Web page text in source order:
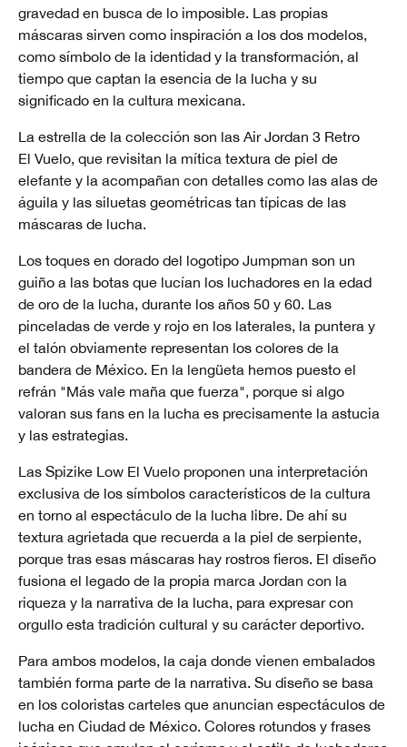
gravedad en busca de lo imposible. Las propias
máscaras sirven como inspiración a los dos modelos,
como símbolo de la identidad y la transformación, al
tiempo que captan la esencia de la lucha y su
significado en la cultura mexicana.
La estrella de la colección son las Air Jordan 3 Retro
El Vuelo, que revisitan la mítica textura de piel de
elefante y la acompañan con detalles como las alas de
águila y las siluetas geométricas tan típicas de las
máscaras de lucha.
Los toques en dorado del logotipo Jumpman son un
guiño a las botas que lucían los luchadores en la edad
de oro de la lucha, durante los años 50 y 60. Las
pinceladas de verde y rojo en los laterales, la puntera y
el talón obviamente representan los colores de la
bandera de México. En la lengüeta hemos puesto el
refrán "Más vale maña que fuerza", porque si algo
valoran sus fans en la lucha es precisamente la astucia
y las estrategias.
Las Spizike Low El Vuelo proponen una interpretación
exclusiva de los símbolos característicos de la cultura
en torno al espectáculo de la lucha libre. De ahí su
textura agrietada que recuerda a la piel de serpiente,
porque tras esas máscaras hay rostros fieros. El diseño
fusiona el legado de la propia marca Jordan con la
riqueza y la narrativa de la lucha, para expresar con
orgullo esta tradición cultural y su carácter deportivo.
Para ambos modelos, la caja donde vienen embalados
también forma parte de la narrativa. Su diseño se basa
en los coloristas carteles que anuncian espectáculos de
lucha en Ciudad de México. Colores rotundos y frases